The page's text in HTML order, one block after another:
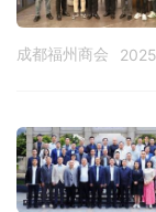
成都福州商会